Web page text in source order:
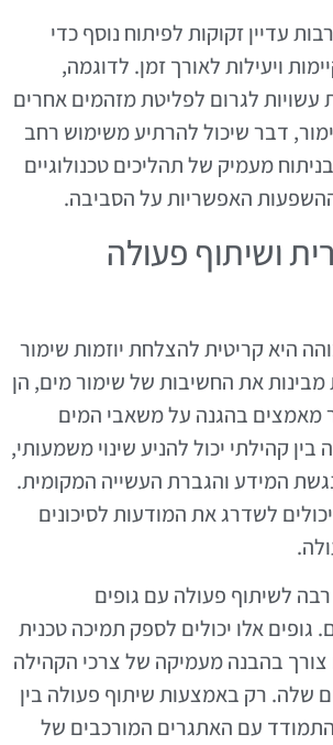
עדיין זקוקות לפיתוח נוסף כדי
ויעילות לאורך זמן. לדוגמה,
עשויות לגרום לפליטת מזהמים אחרים
דבר שיכול להרתיע משימוש רחב
מעמיק של תהליכים טכנולוגיים
האפשריות על הסביבה.
ושיתוף פעולה
היא קריטית להצלחת יוזמות שימור
את החשיבות של שימור מים, הן
מאמצים בהגנה על משאבי המים
קהילתי יכול להניע שינוי משמעותי,
המידע והגברת העשייה המקומית.
יכולים לשדרג את המודעות לסיכונים
לשיתוף פעולה עם גופים
גופים אלו יכולים לספק תמיכה טכנית
צורך בהבנה מעמיקה של צרכי הקהילה
שלה. רק באמצעות שיתוף פעולה בין
עם האתגרים המורכבים של